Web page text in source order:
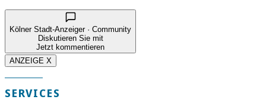
Kölner Stadt-Anzeiger · Community
Diskutieren Sie mit
Jetzt kommentieren
ANZEIGE X
SERVICES